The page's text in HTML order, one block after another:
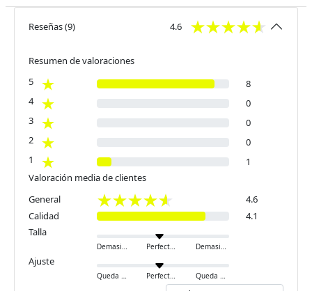
Reseñas(9) 4.6
Resumen de valoraciones
5
8
4
0
3
0
2
0
1
1
Valoración media de clientes
General
4.6
Calidad
4.1
Talla
Demasiado pequeño Perfecto Demasiado grande
Ajuste
Queda ajustado Perfecto Queda holgado